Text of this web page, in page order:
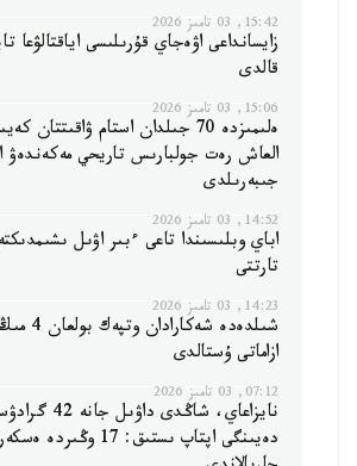
15:42, 03 تامىز 2026
زايسانداعى اۋەجاي قۇرىلىسى اياقتالۋعا
قالدى
15:06, 03 تامىز 2026
ەلىمىزدە 70 جىلدان استام ۋاقىتتان
العاش رەت جولبارىس تاريحي مەكەندەۋ
جىبەرىلدى
14:52, 03 تامىز 2026
اباي وبلىسىندا تاعى ءبىر اۋىل
تارتتى
14:23, 03 تامىز 2026
شىلدەدە
ازاماتى ۇستالدى
07:12, 03 تامىز 2026
نايزاعاي، شاڭدى داۋىل جانە
دەيىنگى اپتاپ ىستىق: 17 وڭىردە